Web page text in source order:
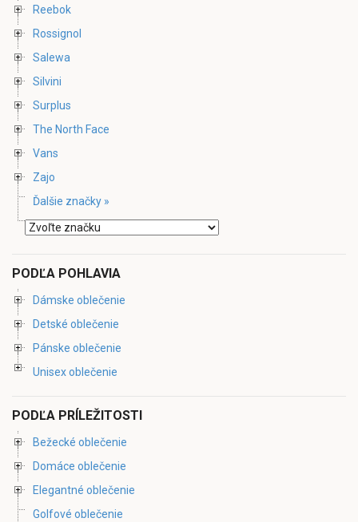
Reebok
Rossignol
Salewa
Silvini
Surplus
The North Face
Vans
Zajo
Ďalšie značky »
PODĽA POHLAVIA
Dámske oblečenie
Detské oblečenie
Pánske oblečenie
Unisex oblečenie
PODĽA PRÍLEŽITOSTI
Bežecké oblečenie
Domáce oblečenie
Elegantné oblečenie
Golfové oblečenie